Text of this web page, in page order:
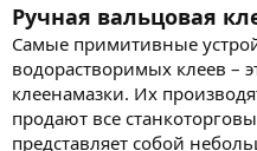
Ручная вальцовая
Самые примитивные
водорастворимых клеев –
клеенамазки. Их
продают все
представляет собой